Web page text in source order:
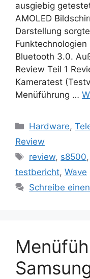
ausgiebig
AMOLED
Darstellung
Bluetooth 3.0.
Review Teil 1
Kameratest
Menüführung …
Kategorien
Hardware,
Review
Schlagwörter
review, s8500,
testbericht, Wave
Schreibe